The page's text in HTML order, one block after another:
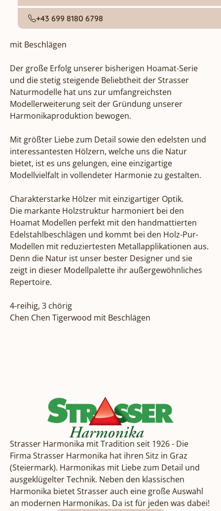
+43 699 8180 6798
mit Beschlägen
Der große Erfolg unserer bisherigen Hoamat-Serie
und die stetig steigende Beliebtheit der Strasser
Naturmodelle hat uns zur umfangreichsten
Modellerweiterung seit der Gründung unserer
Harmonikaproduktion bewogen.
Mit größter Liebe zum Detail sowie den edelsten und
interessantesten Hölzern, welche uns die Natur
bietet, ist es uns gelungen, eine einzigartige
Modellvielfalt in vollendeter Harmonie zu gestalten.
Charakterstarke Hölzer mit einzigartiger Optik.
Die markante Holzstruktur harmoniert bei den
Hoamat Modellen perfekt mit den handmattierten
Edelstahlbeschlägen und kommt bei den Holz-Pur-
Modellen mit reduziertesten Metallapplikationen aus.
Denn die Natur ist unser bester Designer und sie
zeigt in dieser Modellpalette ihr außergewöhnliches
Repertoire.
4-reihig, 3 chörig
Chen Chen Tigerwood mit Beschlägen
Strasser Harmonika mit Tradition seit 1926 - Die
Firma Strasser Harmonika hat ihren Sitz in Graz
(Steiermark). Harmonikas mit Liebe zum Detail und
ausgeklügelter Technik. Neben den klassischen
Harmonika bietet Strasser auch eine große Auswahl
an modernen Harmonikas. Da ist für jeden was dabei!